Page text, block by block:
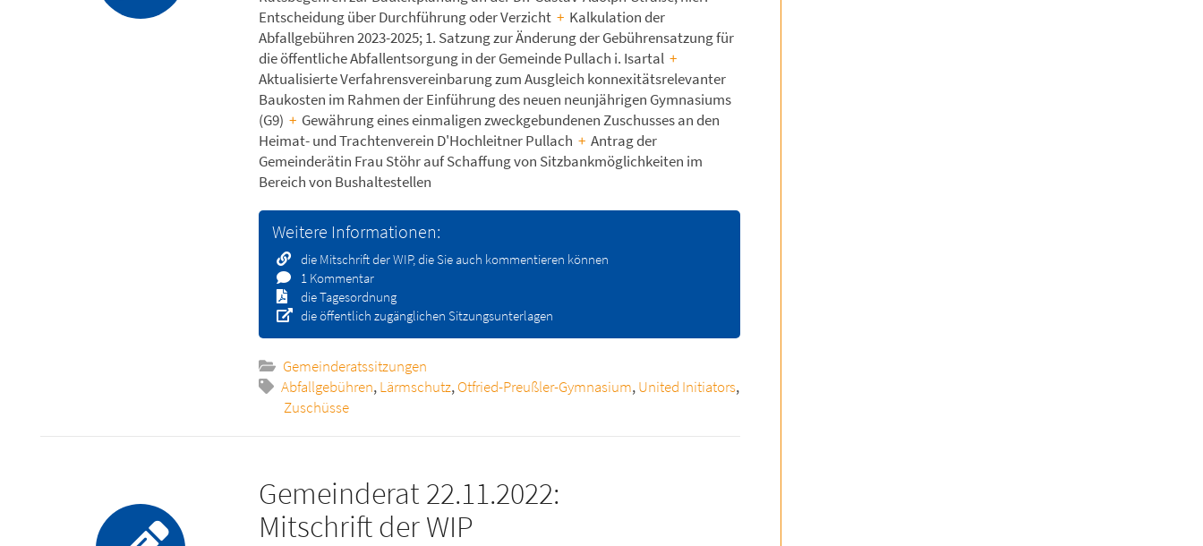
Entscheidung über Durchführung oder Verzicht + Kalkulation der
Abfallgebühren 2023-2025; 1. Satzung zur Änderung der Gebührensatzung für
die öffentliche Abfallentsorgung in der Gemeinde Pullach i. Isartal +
Aktualisierte Verfahrensvereinbarung zum Ausgleich konnexitätsrelevanter
Baukosten im Rahmen der Einführung des neuen neunjährigen Gymnasiums
(G9) + Gewährung eines einmaligen zweckgebundenen Zuschusses an den
Heimat- und Trachtenverein D'Hochleitner Pullach + Antrag der
Gemeinderätin Frau Stöhr auf Schaffung von Sitzbankmöglichkeiten im
Bereich von Bushaltestellen
Weitere Informationen:
die Mitschrift der WIP, die Sie auch kommentieren können
1 Kommentar
die Tagesordnung
die öffentlich zugänglichen Sitzungsunterlagen
Gemeinderatssitzungen
Abfallgebühren,Lärmschutz,Otfried-Preußler-Gymnasium,United Initiators,
Zuschüsse
Gemeinderat 22.11.2022:
Mitschrift der WIP